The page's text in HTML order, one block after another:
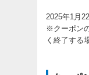
2025年1月
※クーポン
く終了する